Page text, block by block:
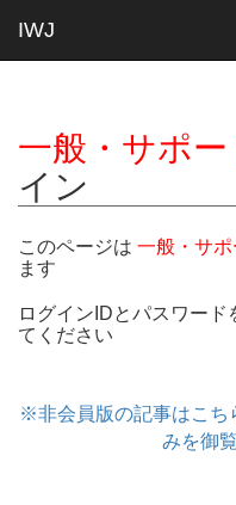
IWJ
一般・サポー
イン
このページは 一般・サ
ます
ログインIDとパスワー
てください
※非会員版の記事はこち
みを御